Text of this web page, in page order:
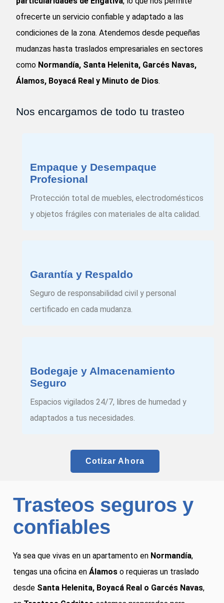
ofrecerte un servicio confiable y adaptado a las
condiciones de la zona. Atendemos desde pequeñas
mudanzas hasta traslados empresariales en sectores
como Normandía, Santa Helenita, Garcés Navas,
Álamos, Boyacá Real y Minuto de Dios.
Nos encargamos de todo tu trasteo
Empaque y Desempaque
Profesional
Protección total de muebles, electrodomésticos
y objetos frágiles con materiales de alta calidad.
Garantía y Respaldo
Seguro de responsabilidad civil y personal
certificado en cada mudanza.
Bodegaje y Almacenamiento
Seguro
Espacios vigilados 24/7, libres de humedad y
adaptados a tus necesidades.
Cotizar Ahora
Trasteos seguros y
confiables
Ya sea que vivas en un apartamento en Normandía,
tengas una oficina en Álamos o requieras un traslado
desde Santa Helenita, Boyacá Real o Garcés Navas,